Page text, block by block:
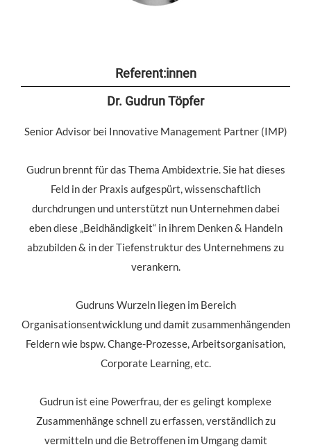
Referent:innen
Dr. Gudrun Töpfer
Senior Advisor bei Innovative Management Partner (IMP)
Gudrun brennt für das Thema Ambidextrie. Sie hat dieses
Feld in der Praxis aufgespürt, wissenschaftlich
durchdrungen und unterstützt nun Unternehmen dabei
eben diese „Beidhändigkeit“ in ihrem Denken & Handeln
abzubilden & in der Tiefenstruktur des Unternehmens zu
verankern.
Gudruns Wurzeln liegen im Bereich
Organisationsentwicklung und damit zusammenhängenden
Feldern wie bspw. Change-Prozesse, Arbeitsorganisation,
Corporate Learning, etc.
Gudrun ist eine Powerfrau, der es gelingt komplexe
Zusammenhänge schnell zu erfassen, verständlich zu
vermitteln und die Betroffenen im Umgang damit